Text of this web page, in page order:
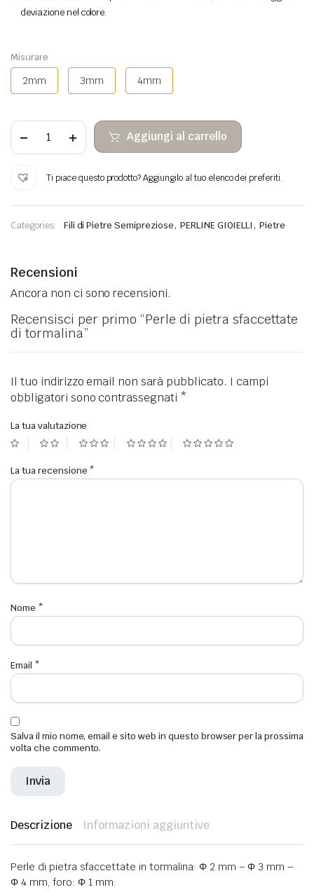
deviazione nel colore.
Misurare
2mm 3mm 4mm
tormalina
Aggiungi al carrello
Ti piace questo prodotto? Aggiungilo al tuo elenco dei preferiti.
Categories: Fili di Pietre Semipreziose, PERLINE GIOIELLI ,Pietre
Recensioni
Ancora non ci sono recensioni.
Recensisci per primo “Perle di pietra sfaccettate
di tormalina”
Il tuo indirizzo email non sarà pubblicato. I campi
obbligatori sono contrassegnati *
La tua valutazione
La tua recensione *
Nome *
Email *
Salva il mio nome, email e sito web in questo browser per la prossima
volta che commento.
Descrizione Informazioni aggiuntive
Perle di pietra sfaccettate in tormalina: Φ 2 mm – Φ 3 mm –
Φ 4 mm, foro: Φ 1 mm.